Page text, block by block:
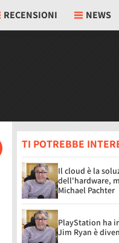
RECENSIONI NEWS
TI POTREBBE
Il cloud è la
dell'hardware,
Michael Pachter
PlayStation ha
Jim Ryan è